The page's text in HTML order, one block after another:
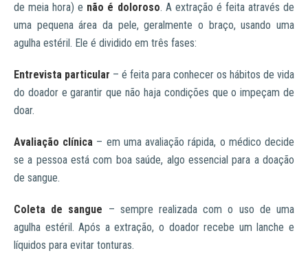
de meia hora) e não é doloroso. A extração é feita através de
uma pequena área da pele, geralmente o braço, usando uma
agulha estéril. Ele é dividido em três fases:
Entrevista particular – é feita para conhecer os hábitos de vida
do doador e garantir que não haja condições que o impeçam de
doar.
Avaliação clínica – em uma avaliação rápida, o médico decide
se a pessoa está com boa saúde, algo essencial para a doação
de sangue.
Coleta de sangue – sempre realizada com o uso de uma
agulha estéril. Após a extração, o doador recebe um lanche e
líquidos para evitar tonturas.